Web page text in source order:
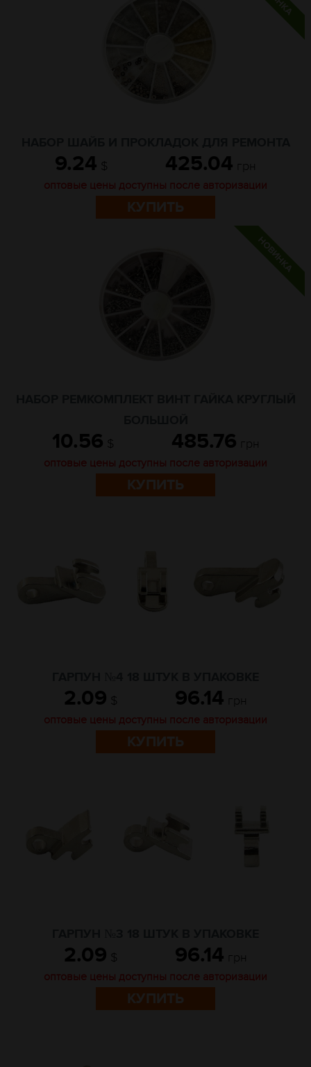
9.24 $ 425.04 грн
оптовые цены доступны после авторизации
КУПИТЬ
10.56 $ 485.76 грн
оптовые цены доступны после авторизации
КУПИТЬ
2.09 $ 96.14 грн
оптовые цены доступны после авторизации
КУПИТЬ
2.09 $ 96.14 грн
оптовые цены доступны после авторизации
КУПИТЬ